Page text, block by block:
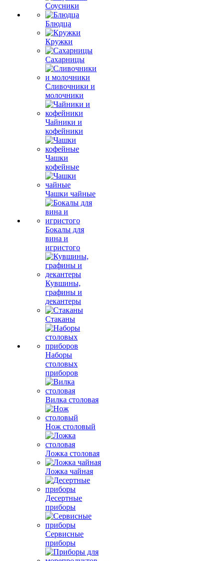
Соусники
Блюдца
Кружки
Сахарницы
Сливочники и
молочники
Чайники и
кофейники
Чашки
кофейные
Чашки чайные
Бокалы для
вина и
игристого
Кувшины,
графины и
декантеры
Стаканы
Наборы
столовых
приборов
Вилка столовая
Нож столовый
Ложка столовая
Ложка чайная
Десертные
приборы
Сервисные
приборы